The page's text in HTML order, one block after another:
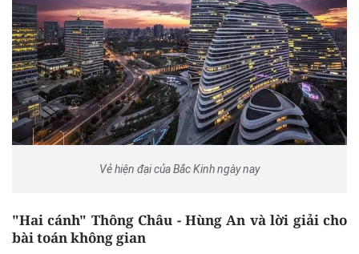
Vẻ hiện đại của Bắc Kinh ngày nay
"Hai cánh" Thông Châu - Hùng An và lời giải cho
bài toán không gian